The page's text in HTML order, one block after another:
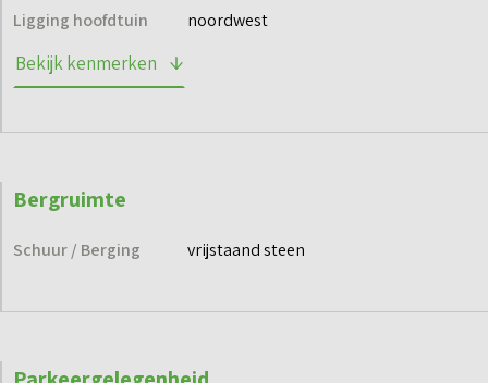
Ligging hoofdtuin
noordwest
Bekijk kenmerken
Bergruimte
Schuur / Berging vrijstaand steen